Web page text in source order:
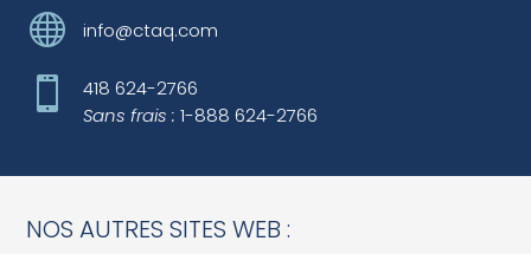
 info@ctaq.com

418 624-2766
Sans frais : 1-888 624-2766
NOS AUTRES SITES WEB :